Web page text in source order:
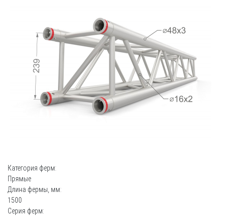
Категория ферм:
Прямые
Длина фермы, мм:
1500
Серия ферм: